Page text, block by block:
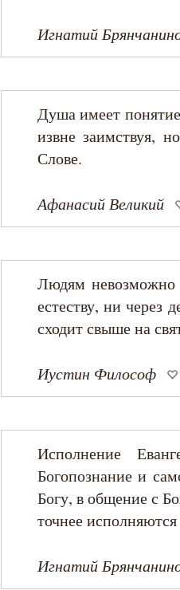
Игнатий
Душа имеет
извне заимствуя,
Слове.
Афанасий Великий
Людям невозможно
естеству, ни через
сходит свыше на
Иустин Философ
Исполнение
Богопознание и
Богу, в общение с
точнее
Игнатий